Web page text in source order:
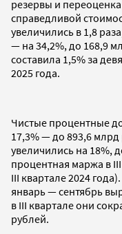
резервы и
справедливой
увеличились в 1,8
— на 34,2%, до 168,9
составила 1,5% за
2025 года.
Чистые процентные
17,3% — до 893,6 млрд
увеличились на 18%,
процентная маржа в
III квартале 2024
январь — сентябрь
в III квартале они
рублей.